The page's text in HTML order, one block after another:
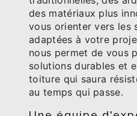
des matériaux plus
vous orienter vers les
adaptées à votre
nous permet de vous
solutions durables et
toiture qui saura
au temps qui passe.